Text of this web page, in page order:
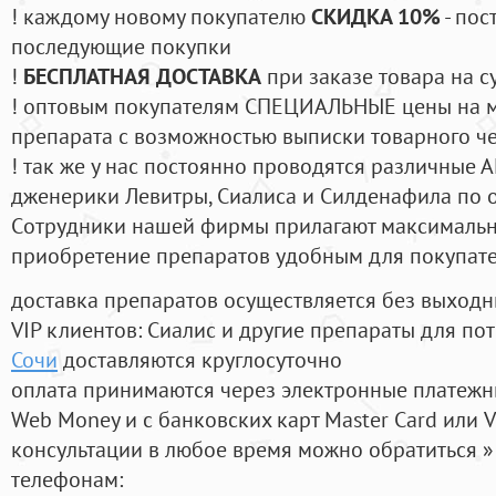
! каждому новому покупателюСКИДКА 10%-
последующие покупки
! БЕСПЛАТНАЯ ДОСТАВКА при заказе товара на
! оптовым покупателям СПЕЦИАЛЬНЫЕ цены на
препарата с возможностью выписки товарного
! так же у нас постоянно проводятся
дженерики Левитры, Сиалиса и Силденафила по
Cотрудники нашей фирмы прилагают
приобретение препаратов удобным для
доставка препаратов осуществляется без
VIP клиентов: Сиалис и другие препараты для
Сочи доставляются круглосуточно
оплата принимаются через электронные
Web Money и с банковских карт Master Card или
консультации в любое время можно обратиться
телефонам: